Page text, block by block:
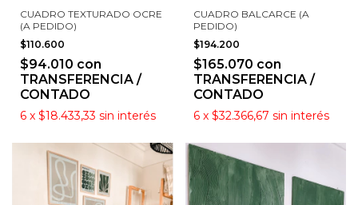
CUADRO TEXTURADO OCRE
(A PEDIDO)
$110.600
$94.010 con
TRANSFERENCIA /
CONTADO
6 x $18.433,33 sin interés
CUADRO BALCARCE (A
PEDIDO)
$194.200
$165.070 con
TRANSFERENCIA /
CONTADO
6 x $32.366,67 sin interés